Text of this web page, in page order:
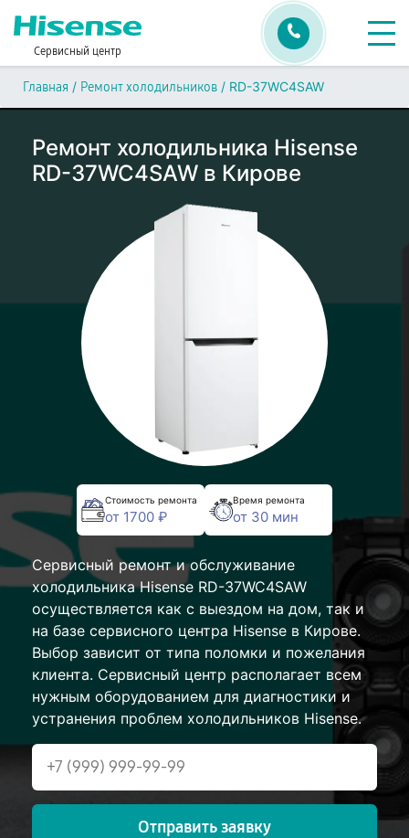
Сервисный центр
Главная / Ремонт холодильников / RD-37WC4SAW
Ремонт холодильника Hisense
RD-37WC4SAW в Кирове
Стоимость ремонта
от 1700 ₽
Время ремонта
от 30 мин
Сервисный ремонт и обслуживание
холодильника Hisense RD-37WC4SAW
осуществляется как с выездом на дом, так и
на базе сервисного центра Hisense в Кирове.
Выбор зависит от типа поломки и пожелания
клиента. Сервисный центр располагает всем
нужным оборудованием для диагностики и
устранения проблем холодильников Hisense.
Отправить заявку